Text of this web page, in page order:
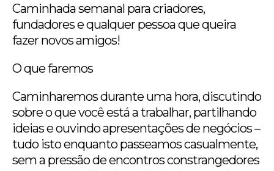
Caminhada semanal para criadores,
fundadores e qualquer pessoa que queira
fazer novos amigos!
O que faremos
Caminharemos durante uma hora, discutindo
sobre o que você está a trabalhar, partilhando
ideias e ouvindo apresentações de negócios –
tudo isto enquanto passeamos casualmente,
sem a pressão de encontros constrangedores